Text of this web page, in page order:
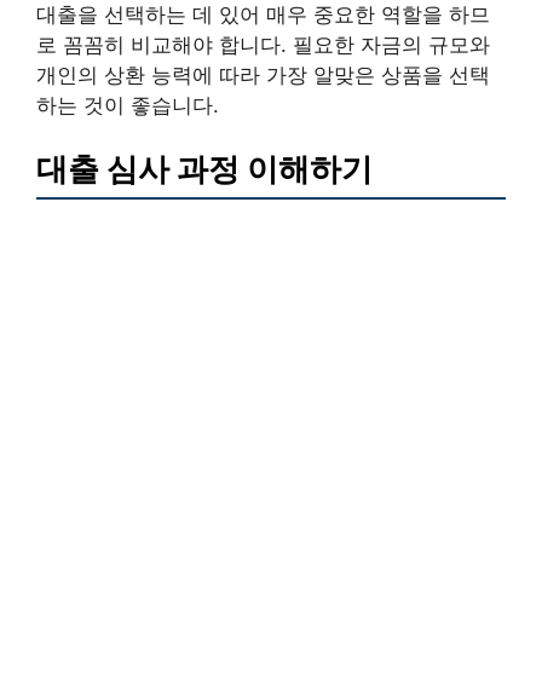
대출을 선택하는 데 있어 매우 중요한 역할을 하므
로 꼼꼼히 비교해야 합니다. 필요한 자금의 규모와
개인의 상환 능력에 따라 가장 알맞은 상품을 선택
하는 것이 좋습니다.
대출 심사 과정 이해하기